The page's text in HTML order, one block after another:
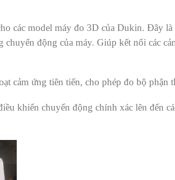
các model máy đo 3D của Dukin. Đây là
động của máy. Giúp kết nối các
cảm ứng tiên tiến, cho phép đo bộ phận
khiển chuyển động chính xác lên đến